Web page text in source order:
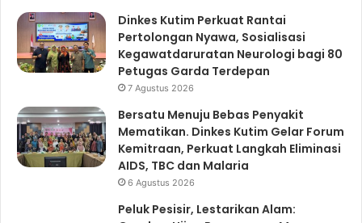
Dinkes Kutim Perkuat Rantai
Pertolongan Nyawa, Sosialisasi
Kegawatdaruratan Neurologi bagi 80
Petugas Garda Terdepan
7 Agustus 2026
Bersatu Menuju Bebas Penyakit
Mematikan. Dinkes Kutim Gelar Forum
Kemitraan, Perkuat Langkah Eliminasi
AIDS, TBC dan Malaria
6 Agustus 2026
Peluk Pesisir, Lestarikan Alam: